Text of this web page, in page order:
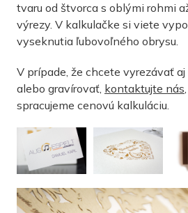
tvaru od štvorca s oblými rohmi
výrezy. V kalkulačke si viete
vyseknutia ľubovoľného obrysu.
V prípade, že chcete vyrezávať
alebo gravírovať, kontaktujte nás
spracujeme cenovú kalkuláciu.